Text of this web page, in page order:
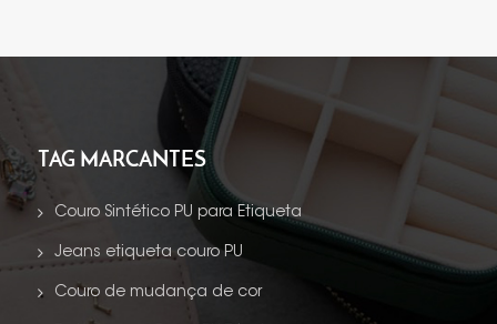
TAG MARCANTES
Couro Sintético PU para Etiqueta
Jeans etiqueta couro PU
Couro de mudança de cor